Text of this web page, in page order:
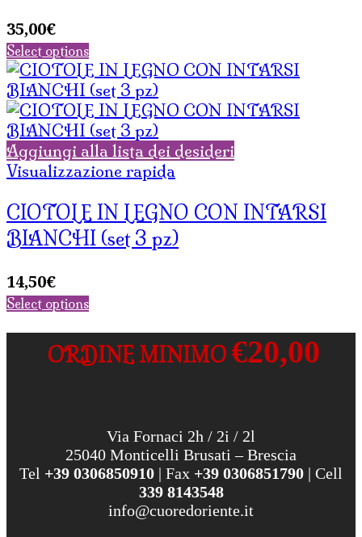
35,00€
Select options
Aggiungi alla lista dei desideri
Visualizzazione rapida
CIOTOLE IN LEGNO CON INTARSI
BIANCHI (set 3 pz)
14,50€
Select options
ORDINE MINIMO€20,00
Via Fornaci 2h / 2i / 2l
25040 Monticelli Brusati – Brescia
Tel +39 0306850910 | Fax +39 0306851790 | Cell
339 8143548
info@cuoredoriente.it